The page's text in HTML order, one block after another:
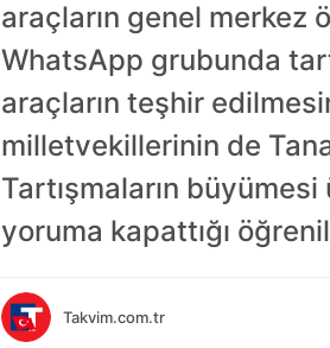
araçların genel merkez
WhatsApp grubunda
araçların teşhir
milletvekillerinin de
Tartışmaların
yoruma kapattığı
Takvim.com.tr